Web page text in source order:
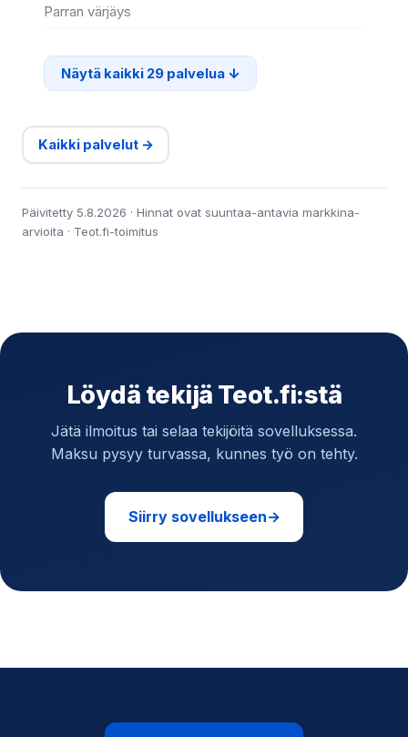
Parran värjäys
Näytä kaikki 29 palvelua
Kaikki palvelut →
Päivitetty 5.8.2026 · Hinnat ovat suuntaa-antavia markkina-
arvioita · Teot.fi-toimitus
Löydä tekijä Teot.fi:stä
Jätä ilmoitus tai selaa tekijöitä sovelluksessa.
Maksu pysyy turvassa, kunnes työ on tehty.
Siirry sovellukseen→